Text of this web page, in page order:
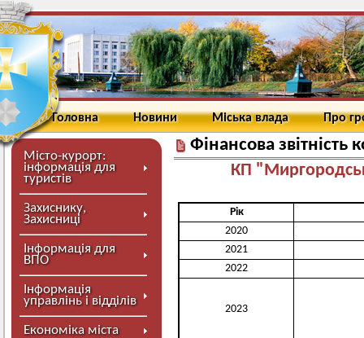
Головна Новини Міська влада Про
Місто-курорт:
інформація для
туристів
Захиснику,
Захисниці
Інформація для
ВПО
Інформація
управлінь і відділів
Економіка міста
Фінансова
КП
Рік
2020
2021
2022
2023